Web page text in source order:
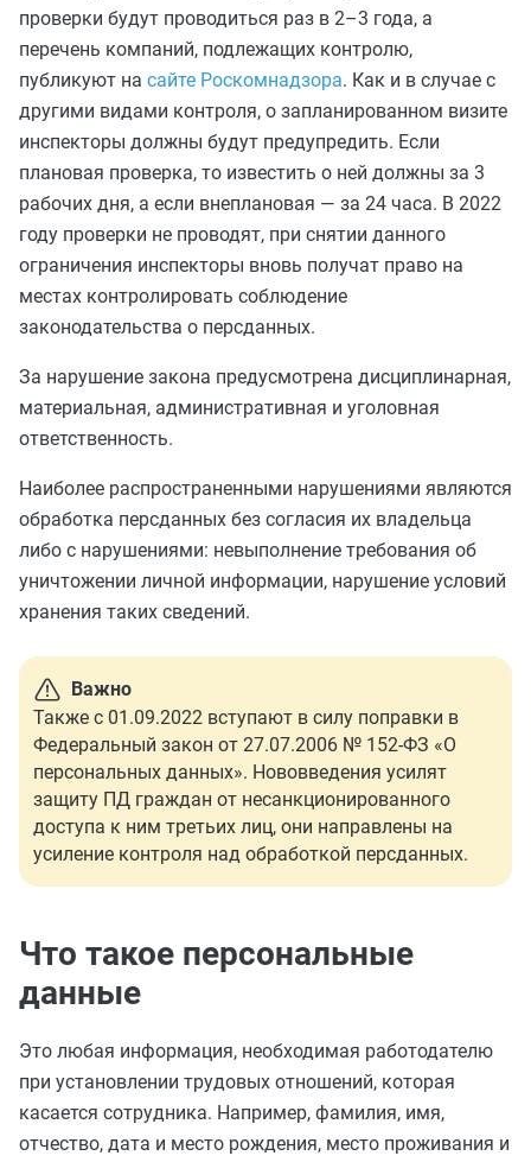
проверки будут проводиться раз в 2–3 года, а
перечень компаний, подлежащих контролю,
публикуют на сайте Роскомнадзора. Как и в случае с
другими видами контроля, о запланированном визите
инспекторы должны будут предупредить. Если
плановая проверка, то известить о ней должны за 3
рабочих дня, а если внеплановая — за 24 часа. В 2022
году проверки не проводят, при снятии данного
ограничения инспекторы вновь получат право на
местах контролировать соблюдение
законодательства о персданных.
За нарушение закона предусмотрена дисциплинарная,
материальная, административная и уголовная
ответственность.
Наиболее распространенными нарушениями являются
обработка персданных без согласия их владельца
либо с нарушениями: невыполнение требования об
уничтожении личной информации, нарушение условий
хранения таких сведений.
Важно
Также с 01.09.2022 вступают в силу поправки в
Федеральный закон от 27.07.2006 № 152-ФЗ «О
персональных данных». Нововведения усилят
защиту ПД граждан от несанкционированного
доступа к ним третьих лиц, они направлены на
усиление контроля над обработкой персданных.
Что такое персональные
данные
Это любая информация, необходимая работодателю
при установлении трудовых отношений, которая
касается сотрудника. Например, фамилия, имя,
отчество, дата и место рождения, место проживания и